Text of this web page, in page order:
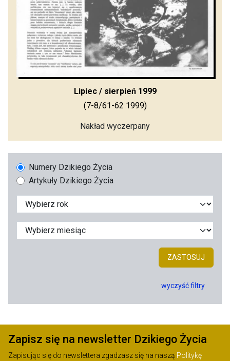
Lipiec / sierpień 1999
(7-8/61-62 1999)
Nakład wyczerpany
Numery Dzikiego Życia
Artykuły Dzikiego Życia
ZASTOSUJ
wyczyść filtry
Zapisz się na newsletter Dzikiego Życia
Zapisując się do newslettera zgadzasz się na naszą Politykę